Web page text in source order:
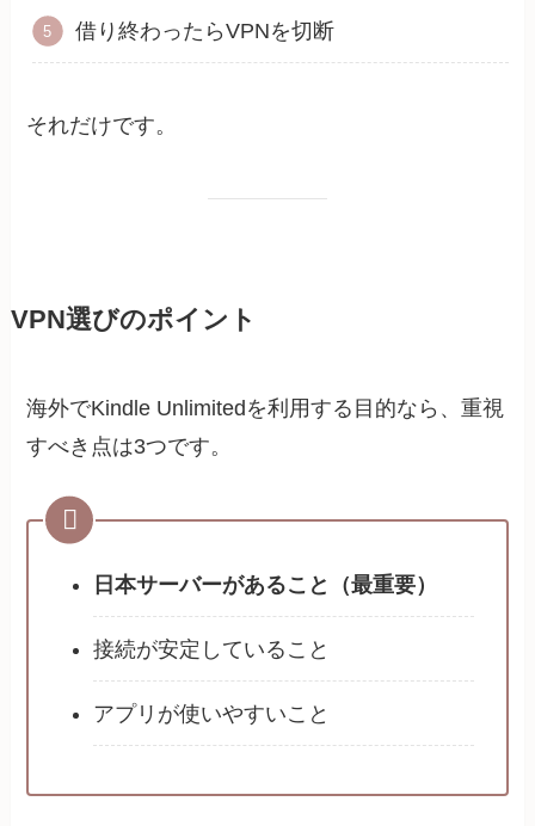
借り終わったらVPNを切断
それだけです。
VPN選びのポイント
海外でKindle Unlimitedを利用する目的なら、重視
すべき点は3つです。
日本サーバーがあること（最重要）
接続が安定していること
アプリが使いやすいこと